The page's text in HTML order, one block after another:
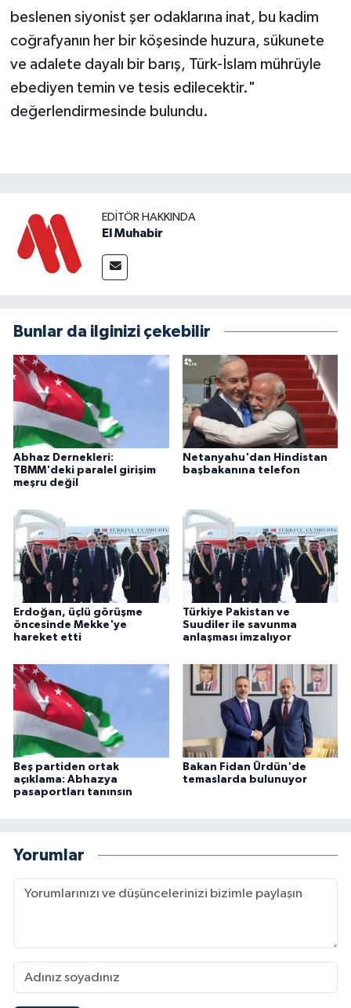
beslenen siyonist şer odaklarına inat, bu kadim
coğrafyanın her bir köşesinde huzura, sükunete
ve adalete dayalı bir barış, Türk-İslam mührüyle
ebediyen temin ve tesis edilecektir."
değerlendirmesinde bulundu.
EDITÖR HAKKINDA
El Muhabir
Bunlar da ilginizi çekebilir
Abhaz Dernekleri:
TBMM'deki paralel girişim
meşru değil
Netanyahu'dan Hindistan
başbakanına telefon
Erdoğan, üçlü görüşme
öncesinde Mekke'ye
hareket etti
Türkiye Pakistan ve
Suudiler ile savunma
anlaşması imzalıyor
Beş partiden ortak
açıklama: Abhazya
pasaportları tanınsın
Bakan Fidan Ürdün'de
temaslarda bulunuyor
Yorumlar